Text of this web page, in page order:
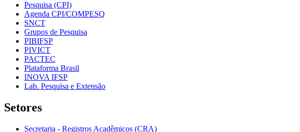
Pesquisa (CPI)
Agenda CPI/COMPESQ
SNCT
Grupos de Pesquisa
PIBIFSP
PIVICT
PACTEC
Plataforma Brasil
INOVA IFSP
Lab. Pesquisa e Extensão
Setores
Secretaria - Registros Acadêmicos (CRA)